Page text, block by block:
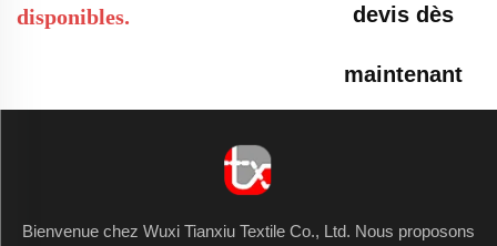
disponibles.
devis dès
maintenant
Bienvenue chez Wuxi Tianxiu Textile Co., Ltd. Nous proposons